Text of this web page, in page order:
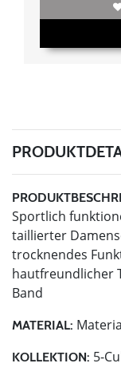
Sportlich
taillierter
trocknendes
hautfreundlicher
Band
MATERIAL:
KOLLEKTION: 5-